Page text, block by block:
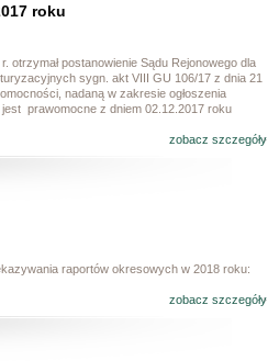
roku
otrzymał postanowienie Sądu Rejonowego dla
sygn. akt VIII GU 106/17 z dnia 21
nadaną w zakresie ogłoszenia
jest prawomocne z dniem 02.12.2017 roku
zobacz szczegóły
raportów okresowych w 2018 roku:
zobacz szczegóły